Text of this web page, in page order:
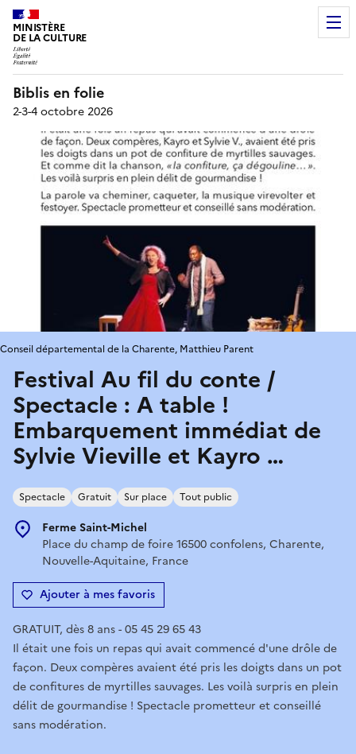
MINISTÈRE
DE LA CULTURE
Biblis en folie
2-3-4 octobre 2026
Festival Au fil du conte /
Spectacle : A table !
Embarquement immédiat de
Sylvie Vieville et Kayro …
Spectacle Gratuit Sur place Tout public
Ferme Saint-Michel
Place du champ de foire 16500 confolens, Charente,
Nouvelle-Aquitaine, France
Ajouter à mes favoris
Conseil départemental de la Charente, Matthieu Parent
GRATUIT, dès 8 ans - 05 45 29 65 43
Il était une fois un repas qui avait commencé d'une drôle de
façon. Deux compères avaient été pris les doigts dans un pot
de confitures de myrtilles sauvages. Les voilà surpris en plein
délit de gourmandise ! Spectacle prometteur et conseillé
sans modération.